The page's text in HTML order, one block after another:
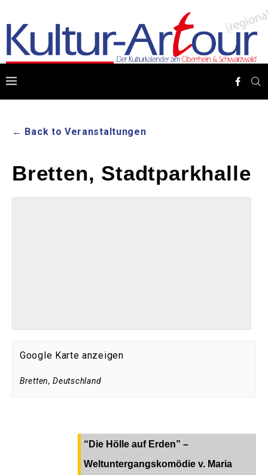
← Back to Veranstaltungen
Bretten, Stadtparkhalle
Google Karte anzeigen
Bretten, Deutschland
“Die Hölle auf Erden” –
Weltuntergangskomödie v. Maria